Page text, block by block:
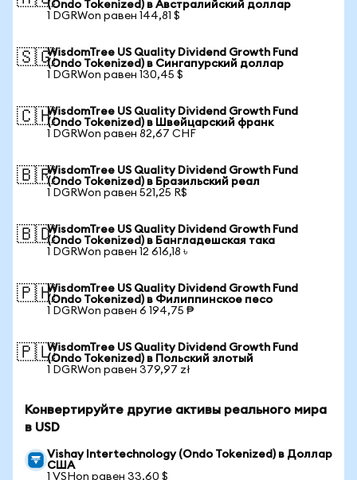
(Ondo Tokenized) в Австралийский доллар
1 DGRWon равен 144,81 $
🇸🇬WisdomTree US Quality Dividend Growth Fund
(Ondo Tokenized) в Сингапурский доллар
1 DGRWon равен 130,45 $
🇨🇭WisdomTree US Quality Dividend Growth Fund
(Ondo Tokenized) в Швейцарский франк
1 DGRWon равен 82,67 CHF
🇧🇷WisdomTree US Quality Dividend Growth Fund
(Ondo Tokenized) в Бразильский реал
1 DGRWon равен 521,25 R$
🇧🇩WisdomTree US Quality Dividend Growth Fund
(Ondo Tokenized) в Бангладешская така
1 DGRWon равен 12 616,18 ৳
🇵🇭WisdomTree US Quality Dividend Growth Fund
(Ondo Tokenized) в Филиппинское песо
1 DGRWon равен 6 194,75 ₱
🇵🇱WisdomTree US Quality Dividend Growth Fund
(Ondo Tokenized) в Польский злотый
1 DGRWon равен 379,97 zł
Конвертируйте другие активы реального мира
в USD
Vishay Intertechnology (Ondo Tokenized) в Доллар
США
1 VSHon равен 33,60 $